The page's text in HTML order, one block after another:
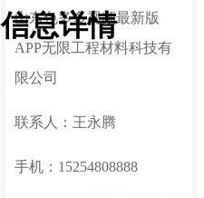
山东色多多视频最新版
APP无限工程材料科技有
限公司
联系人：王永腾
手机：15254808888
信息详情